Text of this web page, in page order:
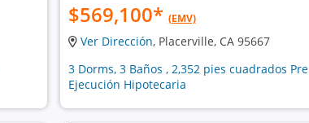
$569,100* (EMV)
Ver Dirección, Placerville, CA 95667
3 Dorms, 3 Baños , 2,352 pies cuadrados Pre
Ejecución Hipotecaria